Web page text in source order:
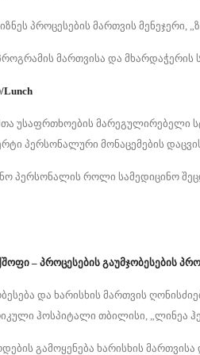
პროცესების მართვის მენეჯერი,
მართვისა და მხარდაჭერის
Lunch
უსაფრთხოების მარეგულირებელი
პერსონალური მონაცემების
პერსონალის როლი სამედიცინო
– პროცესების გაუმჯობესების
და ხარისხის მართვის
ჰოსპიტალი თბილისი, „ლინეა
გამოყენება ხარისხის მართვისა